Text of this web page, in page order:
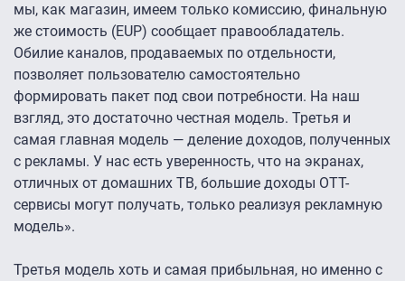
мы, как магазин, имеем только комиссию, финальную
же стоимость (EUP) сообщает правообладатель.
Обилие каналов, продаваемых по отдельности,
позволяет пользователю самостоятельно
формировать пакет под свои потребности. На наш
взгляд, это достаточно честная модель. Третья и
самая главная модель — деление доходов, полученных
с рекламы. У нас есть уверенность, что на экранах,
отличных от домашних ТВ, большие доходы ОТТ-
сервисы могут получать, только реализуя рекламную
модель».
Третья модель хоть и самая прибыльная, но именно с